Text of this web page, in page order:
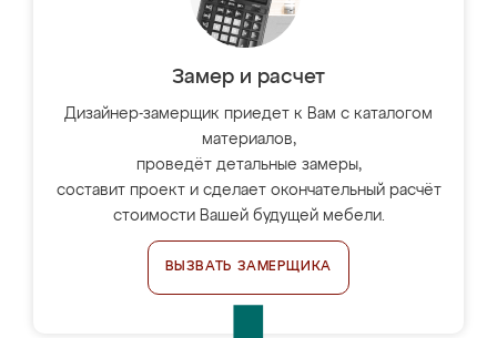
Замер и расчет
Дизайнер-замерщик приедет к Вам с каталогом
материалов,
проведёт детальные замеры,
составит проект и сделает окончательный расчёт
стоимости Вашей будущей мебели.
ВЫЗВАТЬ ЗАМЕРЩИКА